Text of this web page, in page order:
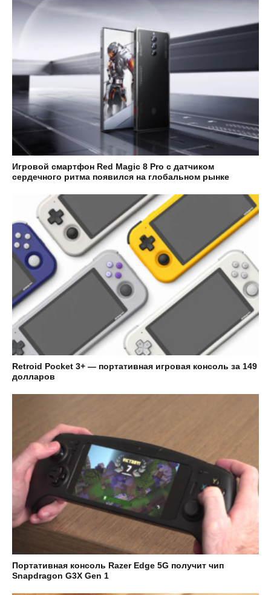
Игровой смартфон Red Magic 8 Pro с датчиком
сердечного ритма появился на глобальном рынке
Retroid Pocket 3+ — портативная игровая консоль за 149
долларов
Портативная консоль Razer Edge 5G получит чип
Snapdragon G3X Gen 1